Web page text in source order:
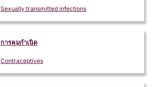
Sexually transmitted infections
การคุมกำเนิด
Contraceptives